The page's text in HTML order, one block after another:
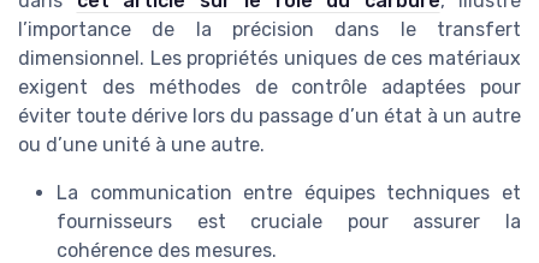
l’importance de la précision dans le transfert
dimensionnel. Les propriétés uniques de ces matériaux
exigent des méthodes de contrôle adaptées pour
éviter toute dérive lors du passage d’un état à un autre
ou d’une unité à une autre.
La communication entre équipes techniques et
fournisseurs est cruciale pour assurer la
cohérence des mesures.